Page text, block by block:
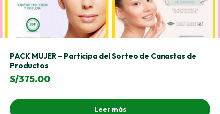
PACK MUJER – Participa del Sorteo de Canastas de
Productos
S/375.00
Leer más